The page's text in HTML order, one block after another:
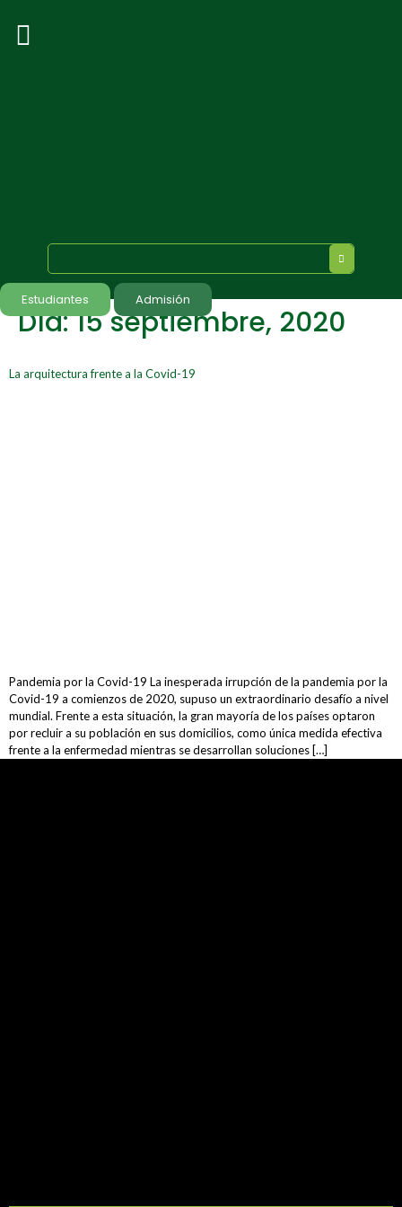
Estudiantes Admisión
Día:15 septiembre, 2020
La arquitectura frente a la Covid-19
Pandemia por la Covid-19 La inesperada irrupción de la pandemia por la
Covid-19 a comienzos de 2020, supuso un extraordinario desafío a nivel
mundial. Frente a esta situación, la gran mayoría de los países optaron
por recluir a su población en sus domicilios, como única medida efectiva
frente a la enfermedad mientras se desarrollan soluciones […]